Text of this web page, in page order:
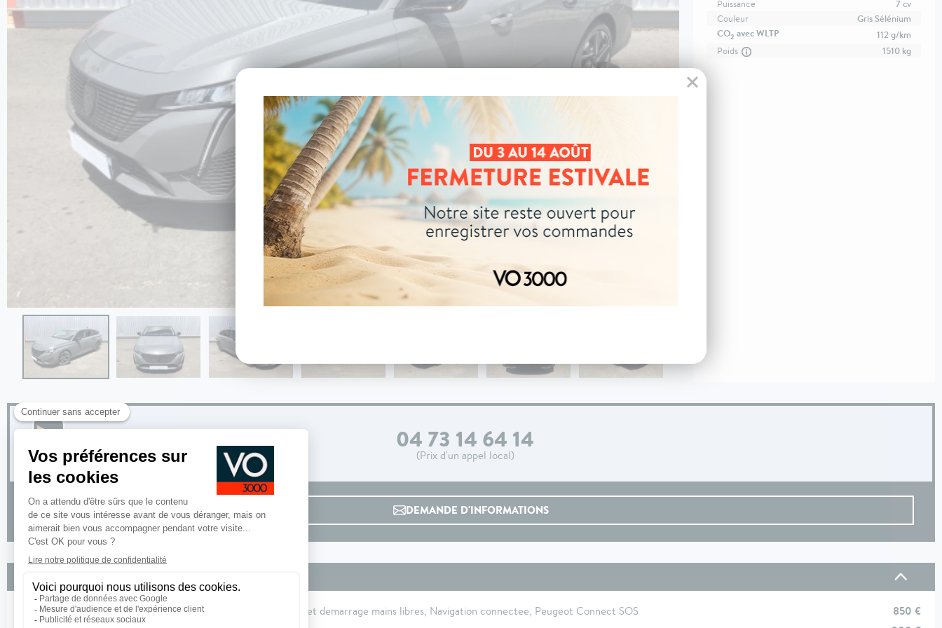
Puissance
7 cv
Couleur
Gris Sélénium
CO2 avec WLTP
112 g/km
Poids
1510 kg
04 73 14 64 14
(Prix d'un appel local)
DEMANDE D'INFORMATIONS
Pack Access : Recharge smartphone par induction, Acces et demarrage mains libres, Navigation connectee, Peugeot Connect SOS 850 €